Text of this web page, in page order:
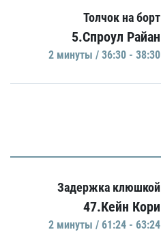
Толчок на борт
5.Спроул Райан
2 минуты / 36:30 - 38:30
Задержка клюшкой
47.Кейн Кори
2 минуты / 61:24 - 63:24